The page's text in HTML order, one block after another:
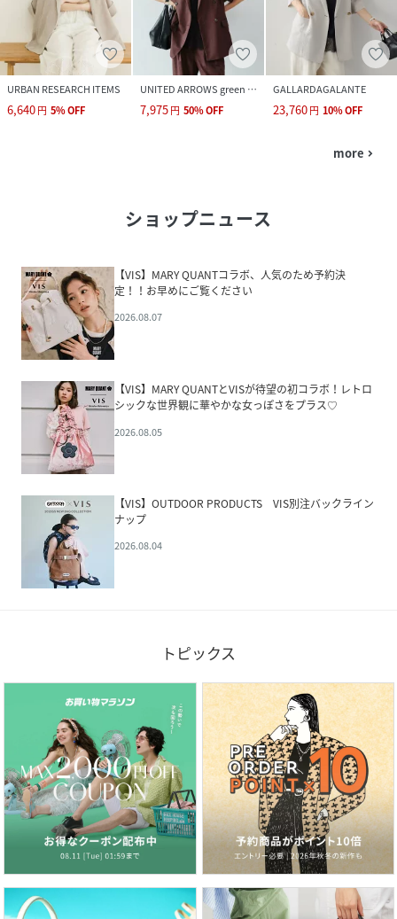
URBAN RESEARCH ITEMS
6,640円 5%OFF
UNITED ARROWS green label relaxing
7,975円 50%OFF
GALLARDAGALANTE
23,760円 10%OFF
more navigate_next
ショップニュース
【VIS】MARY QUANTコラボ、人気のため予約決
定！！お早めにご覧ください
2026.08.07
【VIS】MARY QUANTとVISが待望の初コラボ！レトロ
シックな世界観に華やかな女っぽさをプラス♡
2026.08.05
【VIS】OUTDOOR PRODUCTS VIS別注バックライン
ナップ
2026.08.04
トピックス